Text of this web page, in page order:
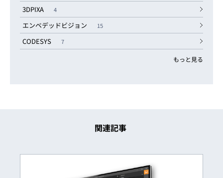
3DPIXA 4
エンベデッドビジョン 15
CODESYS 7
もっと見る
関連記事